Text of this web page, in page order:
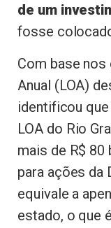
de um
fosse
Com base nos
Anual (LOA)
identificou
LOA do Rio
mais de R$
para ações da
equivale a
estado, o que